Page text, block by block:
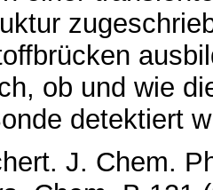
ob und wie
detektiert
J. Chem.